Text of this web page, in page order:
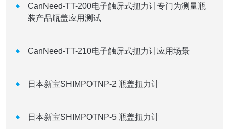
CanNeed-TT-200电子触屏式扭力计专门为测量瓶
装产品瓶盖应用测试
CanNeed-TT-210电子触屏式扭力计应用场景
日本新宝SHIMPOTNP-2 瓶盖扭力计
日本新宝SHIMPOTNP-5 瓶盖扭力计